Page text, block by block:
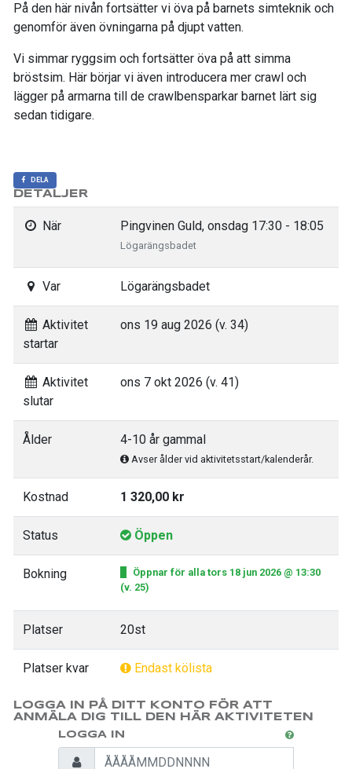
På den här nivån fortsätter vi öva på barnets simteknik och
genomför även övningarna på djupt vatten.
Vi simmar ryggsim och fortsätter öva på att simma
bröstsim. Här börjar vi även introducera mer crawl och
lägger på armarna till de crawlbensparkar barnet lärt sig
sedan tidigare.
DELA
DETALJER
När Pingvinen Guld, onsdag 17:30 - 18:05
Lögarängsbadet
Var Lögarängsbadet
Aktivitet
startar
ons 19 aug 2026 (v. 34)
Aktivitet
slutar
ons 7 okt 2026 (v. 41)
Ålder 4-10 år gammal
Avser ålder vid aktivitetsstart/kalenderår.
Kostnad 1 320,00 kr
Status Öppen
Bokning
Öppnar för alla tors 18 jun 2026 @ 13:30
(v. 25)
Platser 20st
Platser kvar Endast kölista
LOGGA IN PÅ DITT KONTO FÖR ATT
ANMÄLA DIG TILL DEN HÄR AKTIVITETEN
LOGGA IN
Personnummer